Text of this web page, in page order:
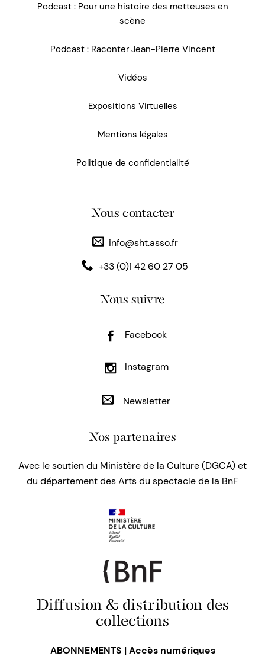
Podcast : Pour une histoire des metteuses en
scène
Podcast : Raconter Jean-Pierre Vincent
Vidéos
Expositions Virtuelles
Mentions légales
Politique de confidentialité
Nous contacter
info@sht.asso.fr
+33 (0)1 42 60 27 05
Nous suivre
Facebook
Instagram
Newsletter
Nos partenaires
Avec le soutien du Ministère de la Culture (DGCA) et
du département des Arts du spectacle de la BnF
Diffusion & distribution des
collections
ABONNEMENTS | Accès numériques